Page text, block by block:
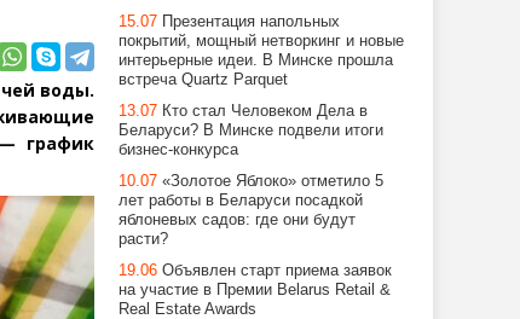
воды.
график
15.07 Презентация напольных
покрытий, мощный нетворкинг и новые
интерьерные идеи. В Минске прошла
встреча Quartz Parquet
13.07 Кто стал Человеком Дела в
Беларуси? В Минске подвели итоги
бизнес-конкурса
10.07 «Золотое Яблоко» отметило 5
лет работы в Беларуси посадкой
яблоневых садов: где они будут
расти?
19.06 Объявлен старт приема заявок
на участие в Премии Belarus Retail &
Real Estate Awards